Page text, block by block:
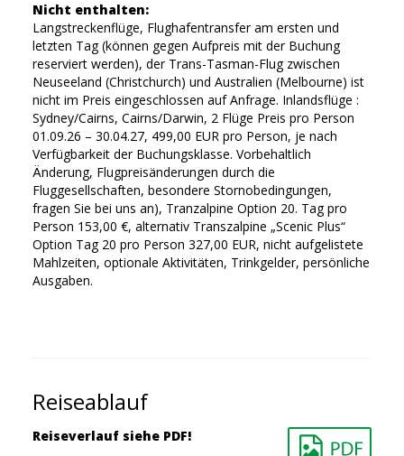
Nicht enthalten:
Langstreckenflüge, Flughafentransfer am ersten und
letzten Tag (können gegen Aufpreis mit der Buchung
reserviert werden), der Trans-Tasman-Flug zwischen
Neuseeland (Christchurch) und Australien (Melbourne) ist
nicht im Preis eingeschlossen auf Anfrage. Inlandsflüge :
Sydney/Cairns, Cairns/Darwin, 2 Flüge Preis pro Person
01.09.26 – 30.04.27, 499,00 EUR pro Person, je nach
Verfügbarkeit der Buchungsklasse. Vorbehaltlich
Änderung, Flugpreisänderungen durch die
Fluggesellschaften, besondere Stornobedingungen,
fragen Sie bei uns an), Tranzalpine Option 20. Tag pro
Person 153,00 €, alternativ Transzalpine „Scenic Plus“
Option Tag 20 pro Person 327,00 EUR, nicht aufgelistete
Mahlzeiten, optionale Aktivitäten, Trinkgelder, persönliche
Ausgaben.
Reiseablauf
Reiseverlauf siehe PDF!